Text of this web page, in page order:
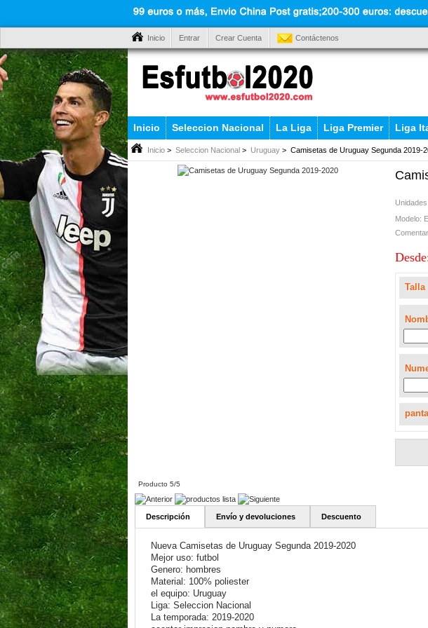
Inicio Entrar Crear Cuenta Contáctenos
Inicio Seleccion Nacional La Liga Liga Premier Liga
Inicio > Seleccion Nacional > Uruguay > Camisetas de Uruguay Segunda 2019-
Modelo:
Talla
Producto 5/5
Descripción Envío y devoluciones Descuento
Nueva Camisetas de Uruguay Segunda 2019-2020
Mejor uso: futbol
Genero: hombres
Material: 100% poliester
el equipo: Uruguay
Liga: Seleccion Nacional
La temporada: 2019-2020